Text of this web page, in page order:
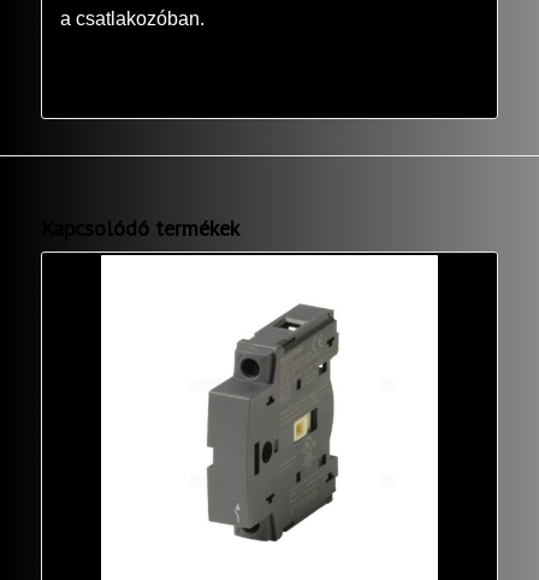
a csatlakozóban.
Kapcsolódó termékek